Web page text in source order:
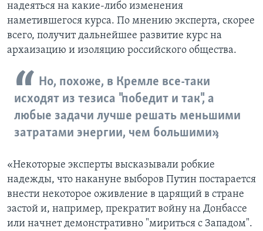
надеяться на какие-либо изменения
наметившегося курса. По мнению эксперта, скорее
всего, получит дальнейшее развитие курс на
архаизацию и изоляцию российского общества.
Но, похоже, в Кремле все-таки
исходят из тезиса "победит и так", а
любые задачи лучше решать меньшими
затратами энергии, чем большими»,
«Некоторые эксперты высказывали робкие
надежды, что накануне выборов Путин постарается
внести некоторое оживление в царящий в стране
застой и, например, прекратит войну на Донбассе
или начнет демонстративно "мириться с Западом".